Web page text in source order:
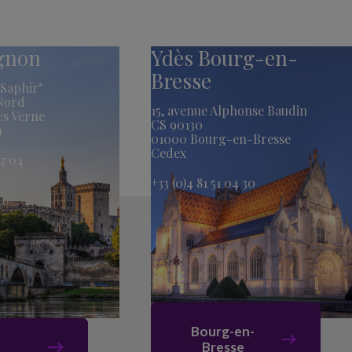
Verne
04
Ydès Bourg-en-
Bresse
15, avenue Alphonse Baudin
CS 90130
01000 Bourg-en-Bresse
Cedex
+33 (0)4 81 51 04 30
Bourg-en-
Bresse